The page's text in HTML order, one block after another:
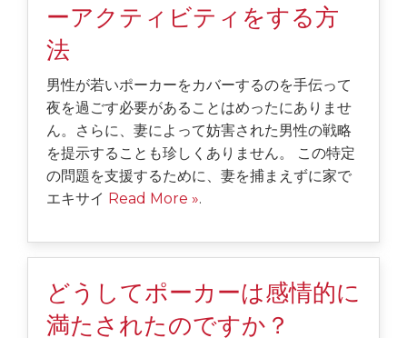
ーアクティビティをする方
法
男性が若いポーカーをカバーするのを手伝って
夜を過ごす必要があることはめったにありませ
ん。さらに、妻によって妨害された男性の戦略
を提示することも珍しくありません。 この特定
の問題を支援するために、妻を捕まえずに家で
エキサイ Read More ».
どうしてポーカーは感情的に
満たされたのですか？